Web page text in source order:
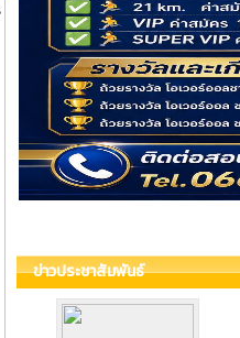
ข่าวประชาสัมพันธ์